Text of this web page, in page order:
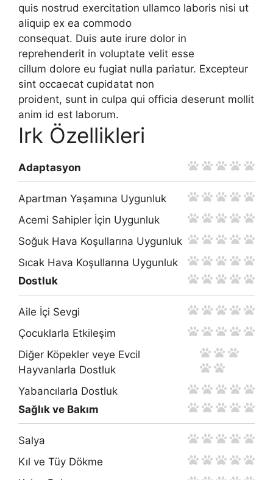
quis nostrud exercitation ullamco laboris nisi ut
aliquip ex ea commodo
consequat. Duis aute irure dolor in
reprehenderit in voluptate velit esse
cillum dolore eu fugiat nulla pariatur. Excepteur
sint occaecat cupidatat non
proident, sunt in culpa qui officia deserunt mollit
anim id est laborum.
Irk Özellikleri
Adaptasyon
Apartman Yaşamına Uygunluk
Acemi Sahipler İçin Uygunluk
Soğuk Hava Koşullarına Uygunluk
Sıcak Hava Koşullarına Uygunluk
Dostluk
Aile İçi Sevgi
Çocuklarla Etkileşim
Diğer Köpekler veye Evcil
Hayvanlarla Dostluk
Yabancılarla Dostluk
Sağlık ve Bakım
Salya
Kıl ve Tüy Dökme